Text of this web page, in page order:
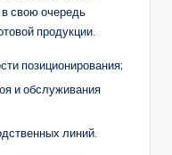
в свою очередь
продукции.
позиционирования;
и обслуживания
линий.